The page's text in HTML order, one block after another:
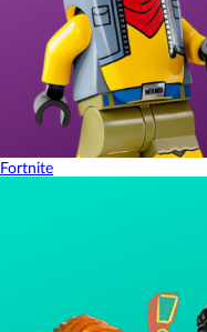
Fortnite